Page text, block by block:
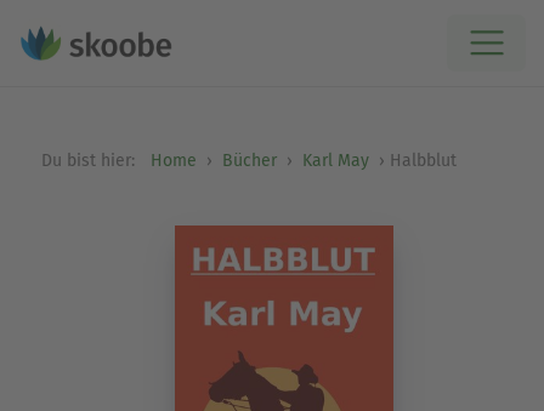
Du bist hier: Home Bücher Karl May Halbblut